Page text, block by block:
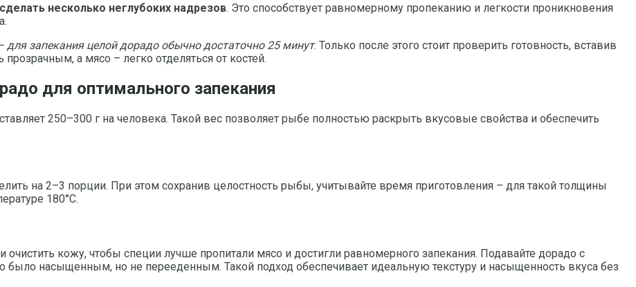
несколько неглубоких надрезов. Это способствует равномерному пропеканию и легкости проникновения
запекания целой дорадо обычно достаточно 25 минут. Только после этого стоит проверить готовность, вставив
а мясо – легко отделяться от костей.
для оптимального запекания
250–300 г на человека. Такой вес позволяет рыбе полностью раскрыть вкусовые свойства и обеспечить
на 2–3 порции. При этом сохранив целостность рыбы, учитывайте время приготовления – для такой толщины
180°C.
кожу, чтобы специи лучше пропитали мясо и достигли равномерного запекания. Подавайте дорадо с
насыщенным, но не перееденным. Такой подход обеспечивает идеальную текстуру и насыщенность вкуса без